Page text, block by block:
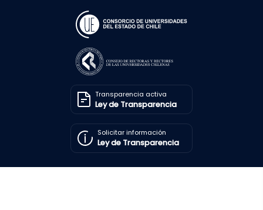
Transparencia activa
Ley de Transparencia
Solicitar información
Ley de Transparencia